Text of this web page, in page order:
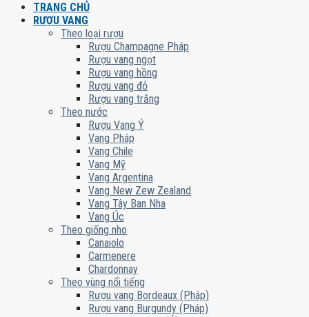
TRANG CHỦ
RƯỢU VANG
Theo loại rượu
Rượu Champagne Pháp
Rượu vang ngọt
Rượu vang hồng
Rượu vang đỏ
Rượu vang trắng
Theo nước
Rượu Vang Ý
Vang Pháp
Vang Chile
Vang Mỹ
Vang Argentina
Vang New Zew Zealand
Vang Tây Ban Nha
Vang Úc
Theo giống nho
Canaiolo
Carmenere
Chardonnay
Theo vùng nổi tiếng
Rượu vang Bordeaux (Pháp)
Rượu vang Burgundy (Pháp)